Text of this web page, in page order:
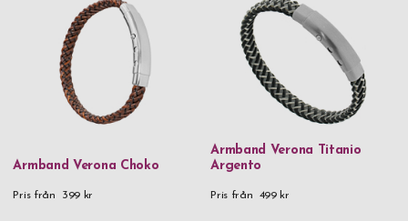
Armband Verona Choko
Pris från 399 kr
Armband Verona Titanio
Argento
Pris från 499 kr